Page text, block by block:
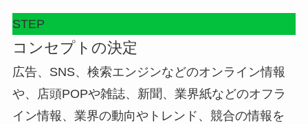
STEP
コンセプトの決定
広告、SNS、検索エンジンなどのオンライン情報
や、店頭POPや雑誌、新聞、業界紙などのオフラ
イン情報、業界の動向やトレンド、競合の情報を